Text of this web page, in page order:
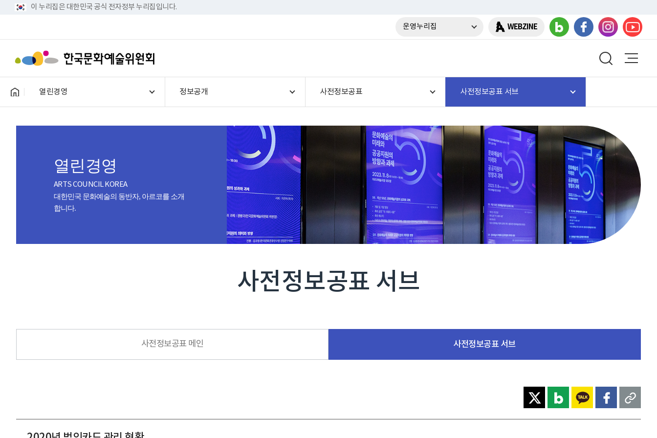
이 누리집은 대한민국 공식 전자정부 누리집입니다.
운영누리집 WEBZINE
열린경영 정보공개 사전정보공표 사전정보공표 서브
열린경영
ARTS COUNCIL KOREA
대한민국 문화예술의 동반자, 아르코를 소개
합니다.
사전정보공표 서브
사전정보공표 메인 사전정보공표 서브